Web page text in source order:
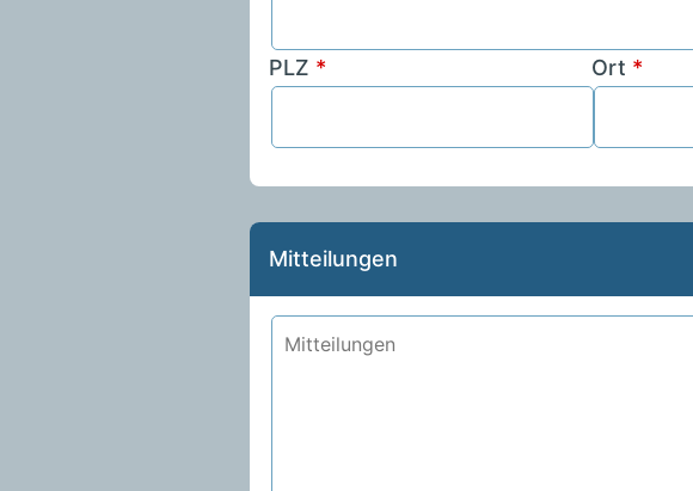
PLZ * Ort *
Mitteilungen